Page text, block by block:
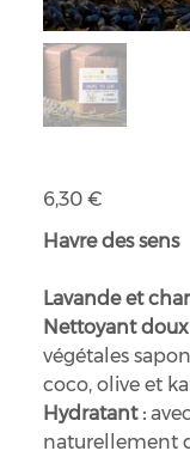
Prix
6,30 €
Havre des sens
Lavande et
Nettoyant doux
végétales
coco, olive et
Hydratant :
naturellement